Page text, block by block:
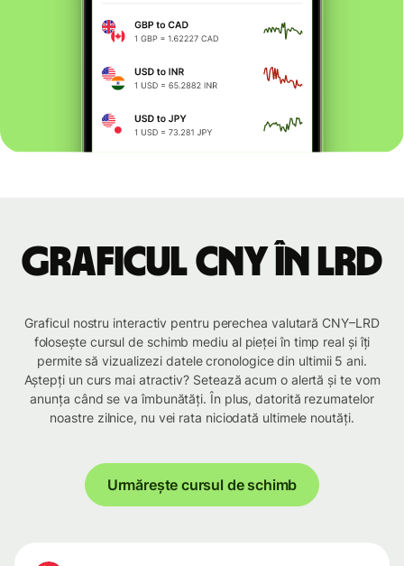
Graficul CNY în LRD
Graficul nostru interactiv pentru perechea valutară CNY–LRD
folosește cursul de schimb mediu al pieței în timp real și îți
permite să vizualizezi datele cronologice din ultimii 5 ani.
Aștepți un curs mai atractiv? Setează acum o alertă și te vom
anunța când se va îmbunătăți. În plus, datorită rezumatelor
noastre zilnice, nu vei rata niciodată ultimele noutăți.
Urmărește cursul de schimb